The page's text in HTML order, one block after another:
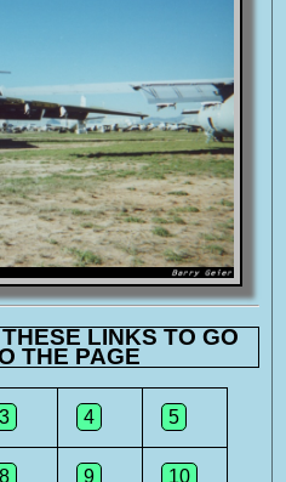
LINKS TO GO
THE PAGE
3 4 5
8 9 10